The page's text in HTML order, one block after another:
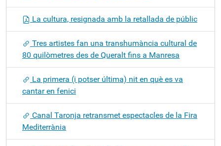
La cultura, resignada amb la retallada de públic
Tres artistes fan una transhumància cultural de
80 quilòmetres des de Queralt fins a Manresa
La primera (i potser última) nit en què es va
cantar en fenici
Canal Taronja retransmet espectacles de la Fira
Mediterrània